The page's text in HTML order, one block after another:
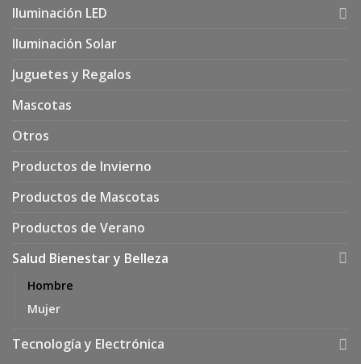
Iluminación LED
Iluminación Solar
Juguetes y Regalos
Mascotas
Otros
Productos de Invierno
Productos de Mascotas
Productos de Verano
Salud Bienestar y Belleza
Hombre
Mujer
Tecnología y Electrónica